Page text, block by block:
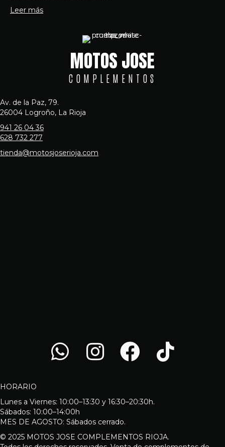
Leer más
MOTOS JOSE
COMPLEMENTOS
Av. de la Paz, 79.
26004 Logroño, La Rioja
941 26 04 36
628 732 277
tienda@motosjoserioja.com
HORARIO
Lunes a Viernes: 10:00–13:30 y 16:30–20:30h.
Sábados: 10:00–14:00h
MES DE AGOSTO: Sábados cerrado.
© 2025 MOTOS JOSE COMPLEMENTOS RIOJA.